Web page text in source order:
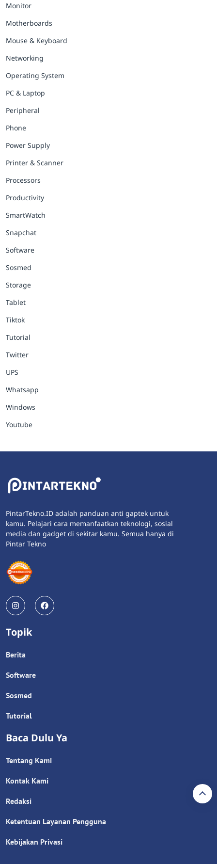
Monitor
Motherboards
Mouse & Keyboard
Networking
Operating System
PC & Laptop
Peripheral
Phone
Power Supply
Printer & Scanner
Processors
Productivity
SmartWatch
Snapchat
Software
Sosmed
Storage
Tablet
Tiktok
Tutorial
Twitter
UPS
Whatsapp
Windows
Youtube
PintarTekno.ID adalah panduan anti gaptek untuk
kamu. Pelajari cara memanfaatkan teknologi, sosial
media dan gadget di sekitar kamu. Semua hanya di
Pintar Tekno
Topik
Berita
Software
Sosmed
Tutorial
Baca Dulu Ya
Tentang Kami
Kontak Kami
Redaksi
Ketentuan Layanan Pengguna
Kebijakan Privasi